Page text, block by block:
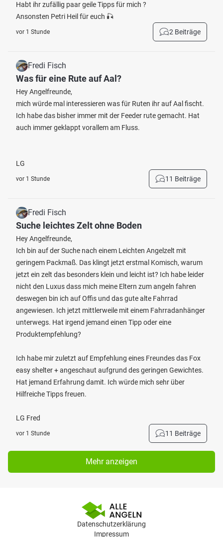
Habt ihr zufällig paar geile Tipps für mich ?
Ansonsten Petri Heil für euch 🎣
vor 1 Stunde 2 Beiträge
Fredi Fisch
Was für eine Rute auf Aal?
Hey Angelfreunde,
mich würde mal interessieren was für Ruten ihr auf Aal fischt.
Ich habe das bisher immer mit der Feeder rute gemacht. Hat
auch immer geklappt vorallem am Fluss.
LG
vor 1 Stunde 11 Beiträge
Fredi Fisch
Suche leichtes Zelt ohne Boden
Hey Angelfreunde,
Ich bin auf der Suche nach einem Leichten Angelzelt mit
geringem Packmaß. Das klingt jetzt erstmal Komisch, warum
jetzt ein zelt das besonders klein und leicht ist? Ich habe leider
nicht den Luxus dass mich meine Eltern zum angeln fahren
deswegen bin ich auf Offis und das gute alte Fahrrad
angewiesen. Ich jetzt mittlerweile mit einem Fahrradanhänger
unterwegs. Hat irgend jemand einen Tipp oder eine
Produktempfehlung?
Ich habe mir zuletzt auf Empfehlung eines Freundes das Fox
easy shelter + angeschaut aufgrund des geringen Gewichtes.
Hat jemand Erfahrung damit. Ich würde mich sehr über
Hilfreiche Tipps freuen.
LG Fred
vor 1 Stunde 11 Beiträge
Mehr anzeigen
Datenschutzerklärung
Impressum